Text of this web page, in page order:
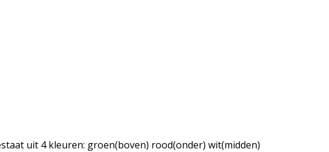
uit 4 kleuren: groen(boven) rood(onder) wit(midden)